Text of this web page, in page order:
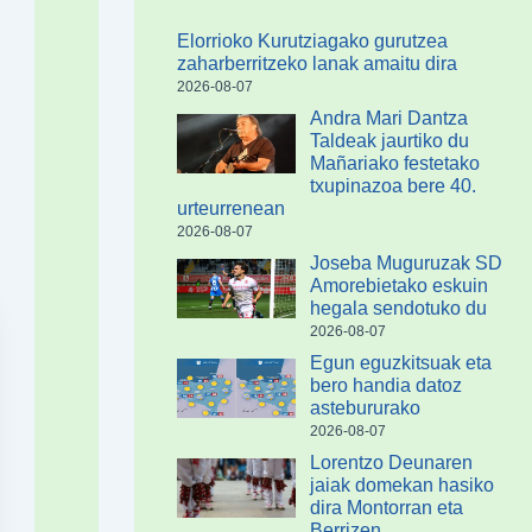
Elorrioko Kurutziagako gurutzea
zaharberritzeko lanak amaitu dira
2026-08-07
Andra Mari Dantza
Taldeak jaurtiko du
Mañariako festetako
txupinazoa bere 40.
urteurrenean
2026-08-07
Joseba Muguruzak SD
Amorebietako eskuin
hegala sendotuko du
2026-08-07
Egun eguzkitsuak eta
bero handia datoz
astebururako
2026-08-07
Lorentzo Deunaren
jaiak domekan hasiko
dira Montorran eta